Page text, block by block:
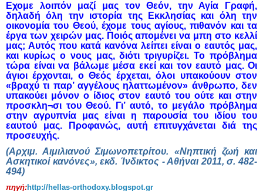
Εχομε λοιπόν μαζί μας τον Θεόν, την Αγία Γραφή,
δηλαδή όλη την ιστορία της Εκκλησίας και όλη την
οικονομία του Θεού, έχομε τους αγίους, πιθανόν και τα
έργα των χειρών μας. Ποιός απομένει να μπη στο κελλί
μας; Αυτός που κατά κανόνα λείπει είναι ο εαυτός μας,
και κυρίως ο νους μας, διότι τριγυρίζει. Το πρόβλημα
τώρα είναι να βάλωμε μέσα εκεί και τον εαυτό μας. Οι
άγιοι έρχονται, ο Θεός έρχεται, όλοι υπακούουν στον
«βραχύ τι παρ’ αγγέλους ηλαττωμένον» άνθρωπο, δεν
υπακούει μόνον ο ίδιος στον εαυτό του ούτε και στην
προσκλη¬σι του Θεού. Γι’ αυτό, το μεγάλο πρόβλημα
στην αγρυπνία μας είναι η παρουσία του ιδίου του
εαυτού μας. Προφανώς, αυτή επιτυγχάνεται διά της
προσευχής.
(Αρχιμ. Αιμιλιανού Σιμωνοπετρίτου. «Νηπτική ζωή και
Ασκητικοί κανόνες», εκδ. Ίνδικτος - Αθήναι 2011, σ. 482-
494)
πηγή:http://hellas-orthodoxy.blogspot.gr